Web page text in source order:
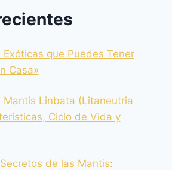
Exóticas que Puedes Tener
Casa»
Mantis Linbata (Litaneutria
Ciclo de Vida y
de las Mantis: